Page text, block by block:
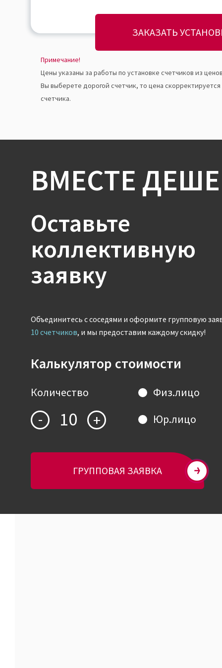
ЗАКАЗАТЬ
Примечание!
Цены указаны за работы по установке счетчиков из
Вы выберете дорогой счетчик, то цена
счетчика.
ВМЕСТЕ
Оставьте
коллективную
заявку
Объединитесь с соседями и оформите групповую
10 счетчиков, и мы предоставим каждому скидку!
Калькулятор стоимости
Количество
- 10 +
Физ.лицо
Юр.лицо
ГРУППОВАЯ ЗАЯВКА